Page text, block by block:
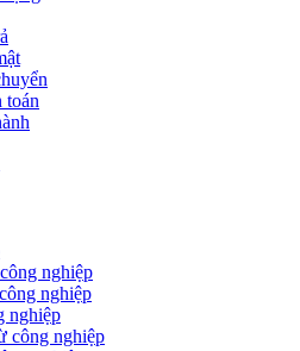
toán
nghiệp
nghiệp
nghiệp
công nghiệp